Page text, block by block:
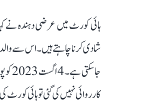
ہائی کورٹ میں عرضی دہندہ نے
شادی کرنا چاہتے ہیں۔ اس سے
جا
کارروائی نہیں کی گئی تو ہائی